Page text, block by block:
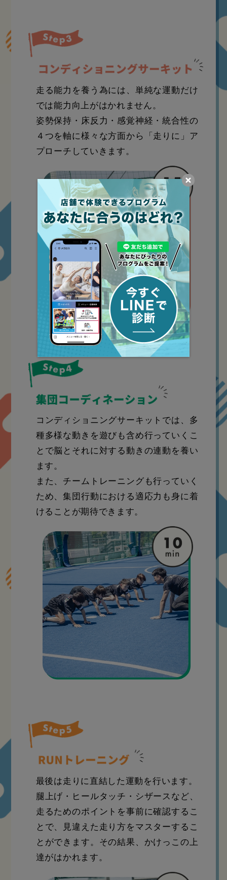
走る能力を養う為には、単純な運動だけ
では能力向上がはかれません。
姿勢保持・床反力・感覚神経・統合性の
４つを軸に様々な方面から「走りに」ア
プローチしていきます。
コンディショニングサーキットでは、多
種多様な動きを遊びも含め行っていくこ
とで脳とそれに対する動きの連動を養い
ます。
また、チームトレーニングも行っていく
ため、集団行動における適応力も身に着
けることが期待できます。
最後は走りに直結した運動を行います。
腿上げ・ヒールタッチ・シザースなど、
走るためのポイントを事前に確認するこ
とで、見違えた走り方をマスターするこ
とができます。その結果、かけっこの上
達がはかれます。